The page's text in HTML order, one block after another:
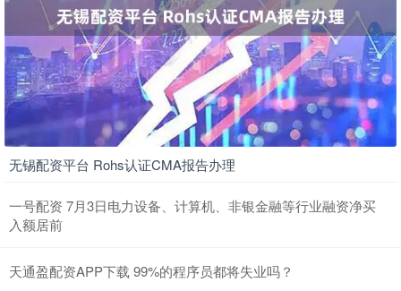
无锡配资平台 Rohs认证CMA报告办理
一号配资 7月3日电力设备、计算机、非银金融等行业融资净买
入额居前
天通盈配资APP下载 99%的程序员都将失业吗？